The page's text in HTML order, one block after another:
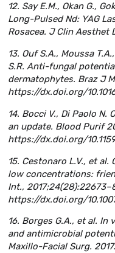
12. Say E.M., Okan G.,
Long-Pulsed Nd: YAG
Rosacea. J Clin Aesthet
13. Ouf S.A., Moussa
S.R. Anti-fungal
dermatophytes. Braz J
https://dx.doi.org/
14. Bocci V., Di Paolo
an update. Blood Purif
https://dx.doi.org/
15. Cestonaro L.V., et
low concentrations:
Int.,
https://dx.doi.org/
16. Borges G.A., et al.
and antimicrobial
Maxillo-Facial Surg. 2017.